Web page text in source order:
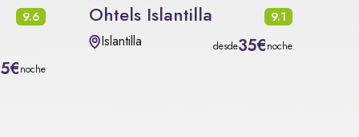
9.6
noche
Ohtels Islantilla 9.1
Islantilla desde35€noche